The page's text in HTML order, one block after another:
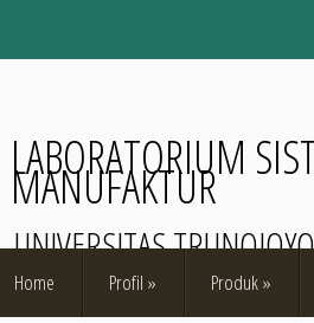
LABORATORIUM
MANUFAKTUR
UNIVERSITAS
Home Profil » Produk»